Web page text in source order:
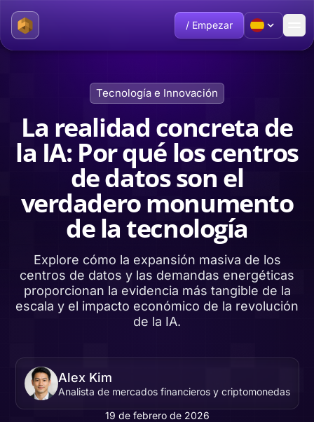
/ Empezar
Tecnología e Innovación
La realidad concreta de
la IA: Por qué los centros
de datos son el
verdadero monumento
de la tecnología
Explore cómo la expansión masiva de los
centros de datos y las demandas energéticas
proporcionan la evidencia más tangible de la
escala y el impacto económico de la revolución
de la IA.
Alex Kim
Analista de mercados financieros y criptomonedas
19 de febrero de 2026